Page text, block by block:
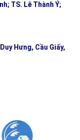
TS. Lê Thành Ý;
Hưng, Cầu Giấy,